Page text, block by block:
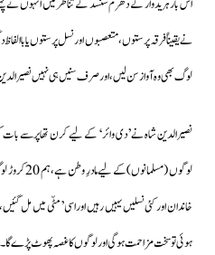
اس بار ہریدوار کے دھرم سنسد کے تناظر میں انہوں نے
نے یقیناً فرقہ پرستوں، متعصبوں اور نسل پرستوں یا
لوگ بھی وہ آواز سن لیں،اور صرف سنیں ہی نہیں نصیرالدین
لوگوں
خاندان اور کئی نسلیں یہیں رہیں اوراسی’ مٹّی میں مل
ہوئی تو سخت مزاحمت ہوگی اور لوگوں کا غصہ پھوٹ پڑے گا۔